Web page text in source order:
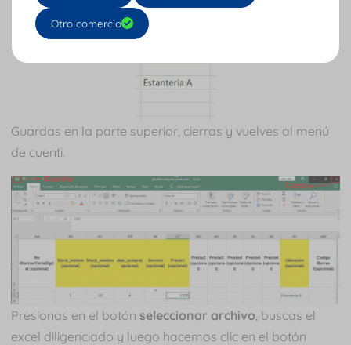
Guardas en la parte superior, cierras y vuelves al menú
de cuenti.
Presionas en el botón seleccionar archivo , buscas el
excel diligenciado y luego hacemos clic en el botón
Otro comercio